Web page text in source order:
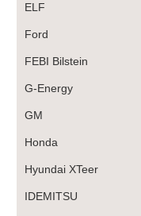
ELF
Ford
FEBI Bilstein
G-Energy
GM
Honda
Hyundai XTeer
IDEMITSU